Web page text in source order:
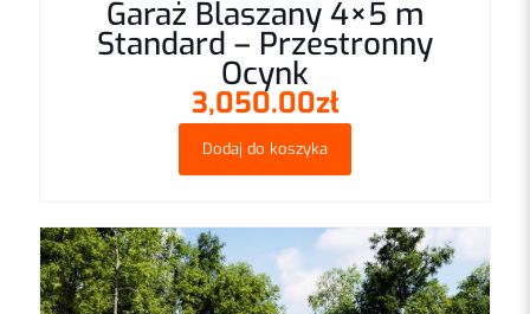
Garaż Blaszany 4×5 m
Standard – Przestronny
Ocynk
3,050.00zł
Dodaj do koszyka